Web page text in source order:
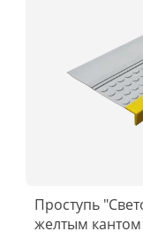
Проступь
желтым